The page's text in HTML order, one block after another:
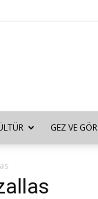
GEZ VE GÖR